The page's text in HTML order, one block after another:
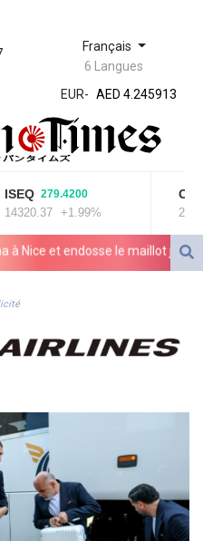
Français
6 Langues
EUR-
ZWL 372.275202
AED 4.245913
AED 4.245913
ALL 93.218842
AMD
1060.176801
ARS
1724.882567
AUD 1.638747
BBD 2.321671
BIF 3451.157116
BND 1.477082
BOB 13.69983
BRL 5.876989
BSD 1.152686
BTN 109.688637
279.4200
+1.99%
et endosse le maillot jaune